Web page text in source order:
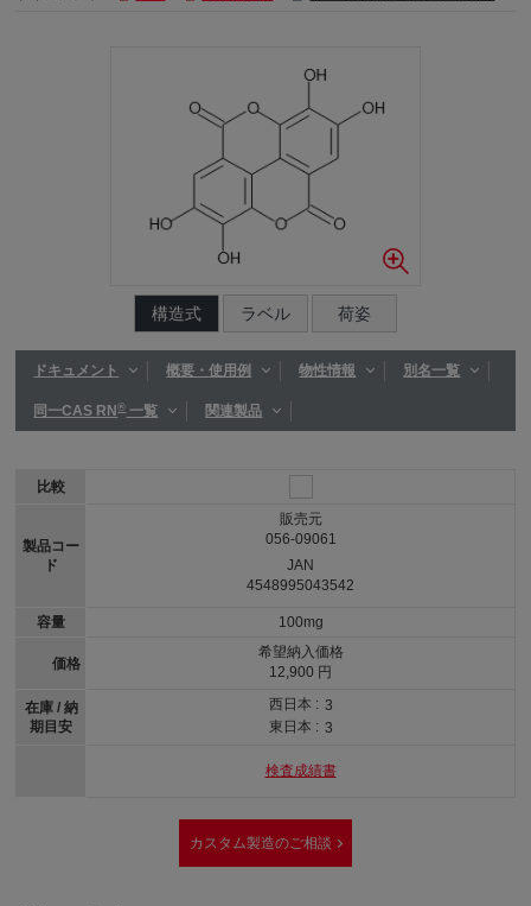
構造式 ラベル 荷姿
ドキュメント 概要・使用例 物性情報 別名一覧
同一CAS RN®一覧 関連製品
比較
製品コー
ド
容量
価格
在庫 / 納
期目安
販売元
056-09061
JAN
4548995043542
100mg
希望納入価格
12,900 円
西日本 : 3
東日本 : 3
検査成績書
カスタム製造のご相談